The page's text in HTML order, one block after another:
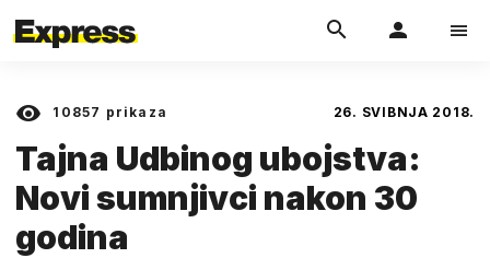
10857 prikaza 26. SVIBNJA 2018.
Tajna Udbinog ubojstva:
Novi sumnjivci nakon 30
godina